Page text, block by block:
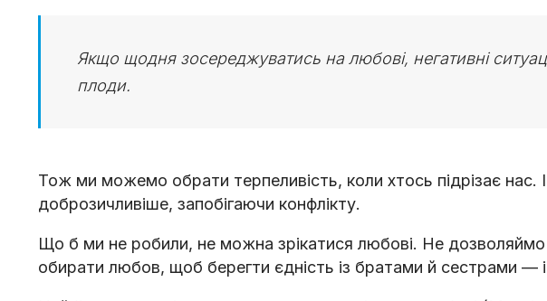
Якщо щодня зосереджуватись на любові, негативні
плоди.
Тож ми можемо обрати терпеливість, коли хтось підрізає нас. І
доброзичливіше, запобігаючи конфлікту.
Що б ми не робили, не можна зрікатися любові. Не дозволяймо
обирати любов, щоб берегти єдність із братами й сестрами —